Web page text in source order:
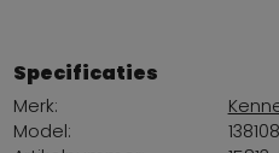
Specificaties
Merk:
Model: